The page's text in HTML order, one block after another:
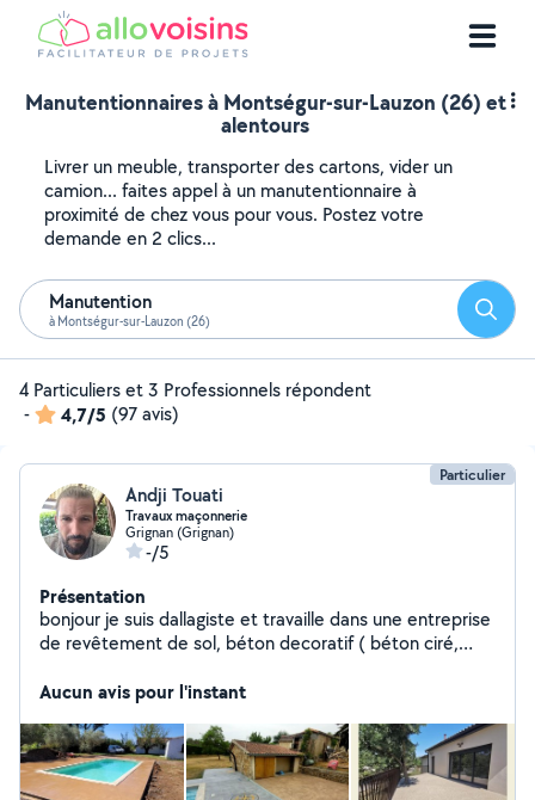
Manutentionnaires à Montségur-sur-Lauzon (26) et
alentours
Livrer un meuble, transporter des cartons, vider un
camion... faites appel à un manutentionnaire à
proximité de chez vous pour vous. Postez votre
demande en 2 clics...
Manutention
à Montségur-sur-Lauzon (26)
4 Particuliers et 3 Professionnels répondent
-
4,7/5 (97 avis)
Particulier
Andji Touati
Travaux maçonnerie
Grignan (Grignan)
-/5
Présentation
bonjour je suis dallagiste et travaille dans une entreprise
de revêtement de sol, béton decoratif ( béton ciré,
en pierres ou en parpaings.. je touche à tout les petits
meubles, électricité, taillage des arbres, jardinage..ect..)
je suis avotre disposition le samedi et dimanche
uniquement.. cordialement
Aucun avis pour l'instant